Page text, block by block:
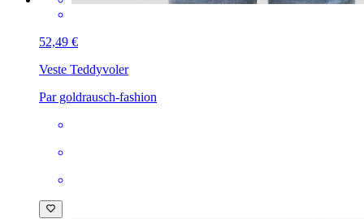
52,49 €
Veste Teddyvoler
Par goldrausch-fashion